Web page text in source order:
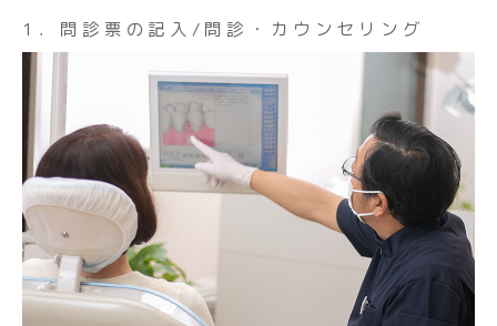
1．問診票の記入/問診・カウンセリング